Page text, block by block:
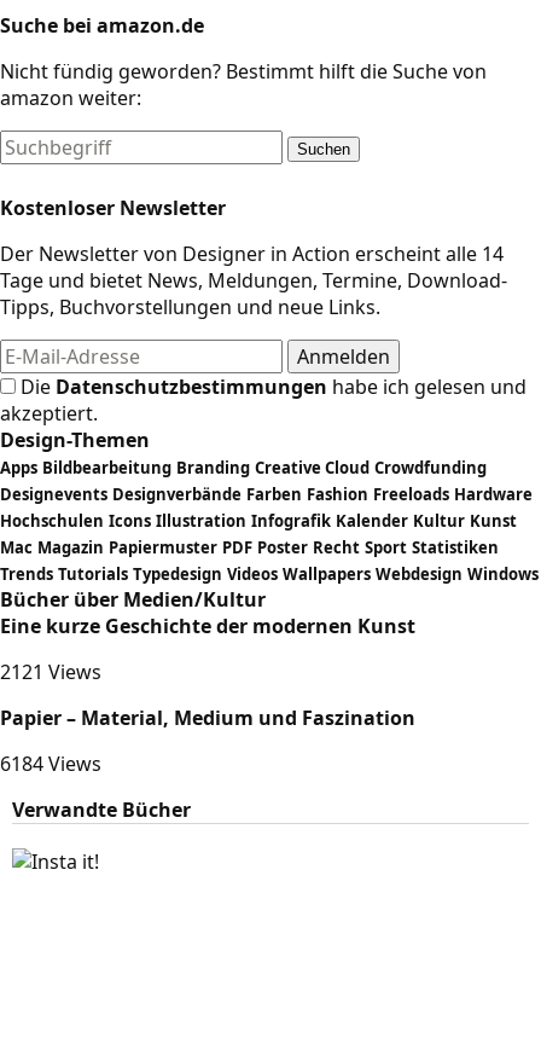
Suche bei amazon.de
Nicht fündig geworden? Bestimmt hilft die Suche von
amazon weiter:
Suchen
Kostenloser Newsletter
Der Newsletter von Designer in Action erscheint alle 14
Tage und bietet News, Meldungen, Termine, Download-
Tipps, Buchvorstellungen und neue Links.
Die Datenschutzbestimmungen habe ich gelesen und
akzeptiert.
Design-Themen
Apps Bildbearbeitung Branding Creative Cloud Crowdfunding
Designevents Designverbände Farben Fashion Freeloads Hardware
Hochschulen Icons Illustration Infografik Kalender Kultur Kunst
Mac Magazin Papiermuster PDF Poster Recht Sport Statistiken
Trends Tutorials Typedesign Videos Wallpapers Webdesign Windows
Bücher über Medien/Kultur
Eine kurze Geschichte der modernen Kunst
2121 Views
Papier – Material, Medium und Faszination
6184 Views
Verwandte Bücher